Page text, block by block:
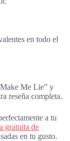
en todo el
Me Lie” y
reseña completa.
a tu
gratuita de
en tu gusto.